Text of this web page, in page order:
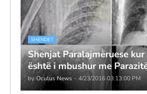
SHENDET
Shenjat Paralajmëruese
është i mbushur me
by Oculus News - 4/23/2016 03:13:00 PM